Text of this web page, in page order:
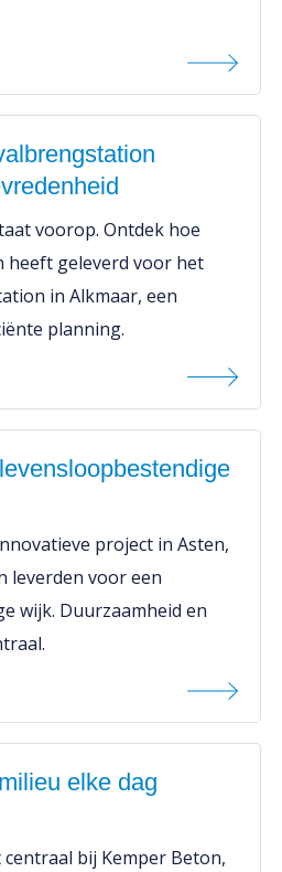
voorop. Ontdek hoe
heeft geleverd voor het
in Alkmaar, een
planning.
project in Asten,
leverden voor een
wijk. Duurzaamheid en
elke dag
bij Kemper Beton,